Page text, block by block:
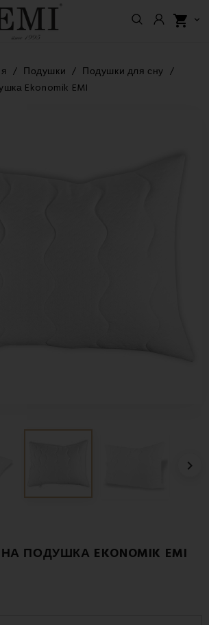
shopping_cart 
Подушки
Подушки для сну
Ekonomik EMI

ПОДУШКА EKONOMIK EMI